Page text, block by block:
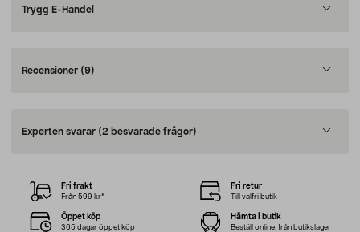
Trygg E-Handel
Recensioner (9)
Experten svarar (2 besvarade frågor)
Fri frakt
Från 599 kr*
Fri retur
Till valfri butik
Öppet köp
365 dagar öppet köp
Hämta i butik
Beställ online, från butikslager